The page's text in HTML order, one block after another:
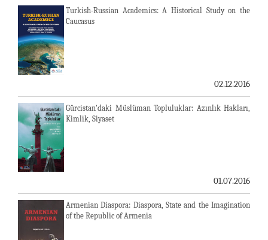
Turkish-Russian Academics: A Historical Study on the
Caucasus
02.12.2016
Gürcistan'daki Müslüman Topluluklar: Azınlık Hakları,
Kimlik, Siyaset
01.07.2016
Armenian Diaspora: Diaspora, State and the Imagination
of the Republic of Armenia